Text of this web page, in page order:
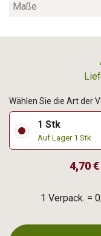
Maße
1 Verpack. =
Wählen Sie die Art der
1 Stk
Auf Lager 1 Stk
4,70